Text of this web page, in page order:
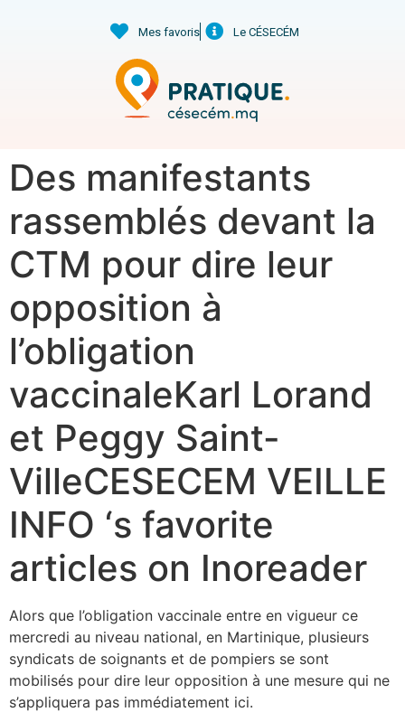
Mes favoris Le CÉSECÉM
Des manifestants
rassemblés devant la
CTM pour dire leur
opposition à
l’obligation
vaccinaleKarl Lorand
et Peggy Saint-
VilleCESECEM VEILLE
INFO ‘s favorite
articles on Inoreader
Alors que l’obligation vaccinale entre en vigueur ce
mercredi au niveau national, en Martinique, plusieurs
syndicats de soignants et de pompiers se sont
mobilisés pour dire leur opposition à une mesure qui ne
s’appliquera pas immédiatement ici.